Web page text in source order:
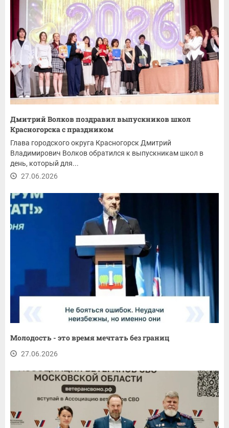
Дмитрий Волков поздравил выпускников школ
Красногорска с праздником
Глава городского округа Красногорск Дмитрий
Владимирович Волков обратился к выпускникам школ в
день, который для...
27.06.2026
Молодость - это время мечтать без границ
27.06.2026